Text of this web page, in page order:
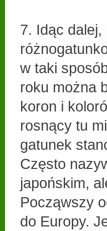
7. Idąc
w taki
roku można
koron i
rosnący tu
gatunek
Często
japońskim,
Począwszy
do Europy.